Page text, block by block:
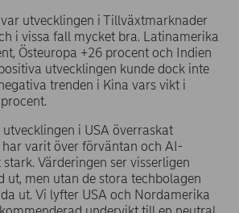
utvecklingen i Tillväxtmarknader
i vissa fall mycket bra. Latinamerika
Östeuropa +26 procent och Indien
utvecklingen kunde dock inte
trenden i Kina vars vikt i
i USA överraskat
varit över förväntan och AI-
Värderingen ser visserligen
ut, men utan de stora techbolagen
ut. Vi lyfter USA och Nordamerika